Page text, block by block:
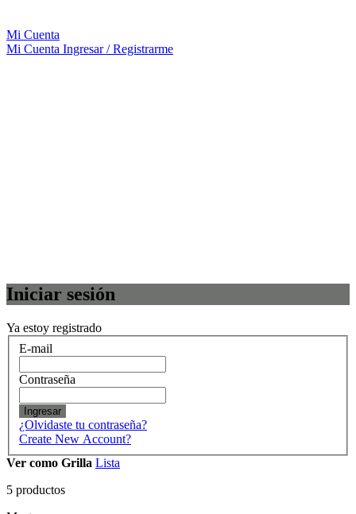
Mi Cuenta
Mi Cuenta Ingresar / Registrarme
Iniciar sesión
Ya estoy registrado
E-mail
Contraseña
Ingresar
¿Olvidaste tu contraseña?
Create New Account?
Ver como Grilla Lista
5 productos